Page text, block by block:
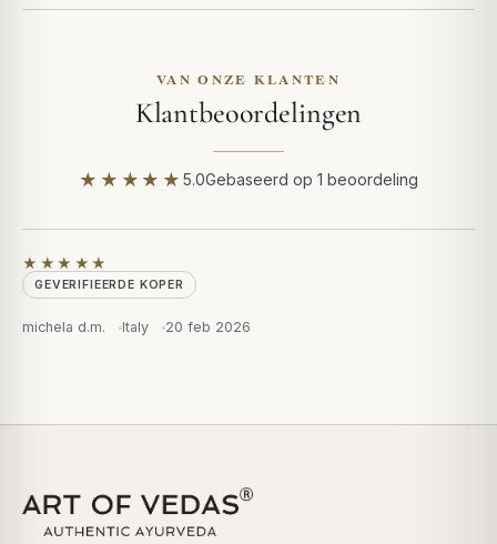
VAN ONZE KLANTEN
Klantbeoordelingen
★★★★★5.0Gebaseerd op 1 beoordeling
★★★★★
GEVERIFIEERDE KOPER
michela d.m. Italy 20 feb 2026